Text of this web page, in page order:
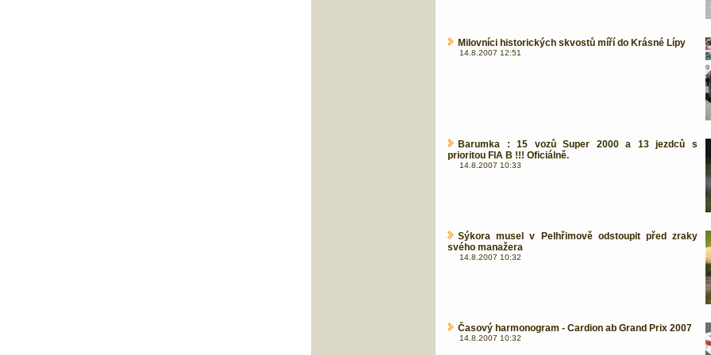
Milovníci historických skvostů míří do Krásné Lípy
14.8.2007 12:51
Barumka : 15 vozů Super 2000 a 13 jezdců s
prioritou FIA B !!! Oficiálně.
14.8.2007 10:33
Sýkora musel v Pelhřimově odstoupit před zraky
svého manažera
14.8.2007 10:32
Časový harmonogram - Cardion ab Grand Prix 2007
14.8.2007 10:32